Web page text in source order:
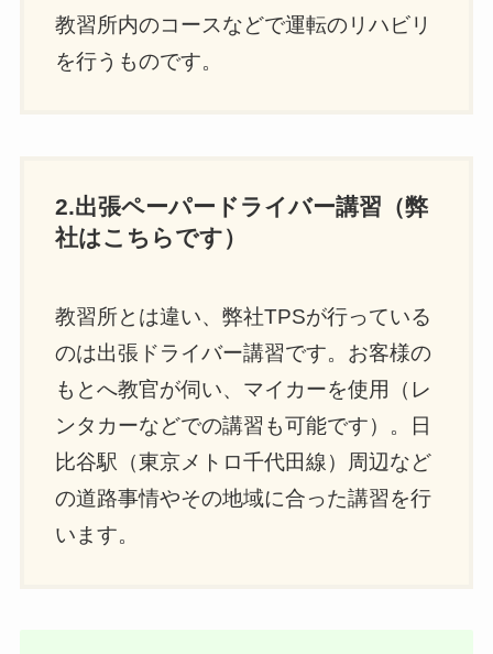
教習所内のコースなどで運転のリハビリ
を行うものです。
2.出張ペーパードライバー講習（弊
社はこちらです）
教習所とは違い、弊社TPSが行っている
のは出張ドライバー講習です。お客様の
もとへ教官が伺い、マイカーを使用（レ
ンタカーなどでの講習も可能です）。日
比谷駅（東京メトロ千代田線）周辺など
の道路事情やその地域に合った講習を行
います。